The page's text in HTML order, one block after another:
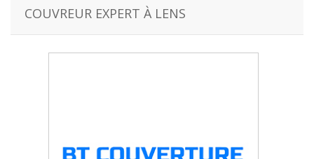
COUVREUR EXPERT À LENS